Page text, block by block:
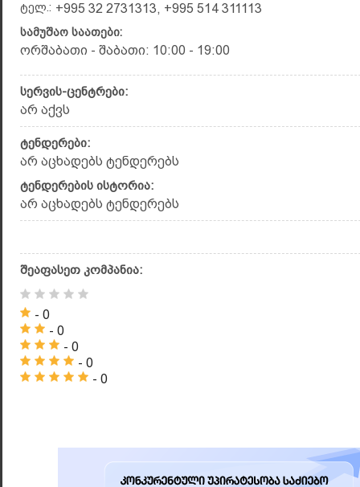
ტელ.: +995 32 2731313, +995 514 311113
სამუშაო საათები:
ორშაბათი - შაბათი: 10:00 - 19:00
სერვის-ცენტრები:
არ აქვს
ტენდერები:
არ აცხადებს ტენდერებს
ტენდერების ისტორია:
არ აცხადებს ტენდერებს
შეაფასეთ კომპანია:
- 0
- 0
- 0
- 0
- 0